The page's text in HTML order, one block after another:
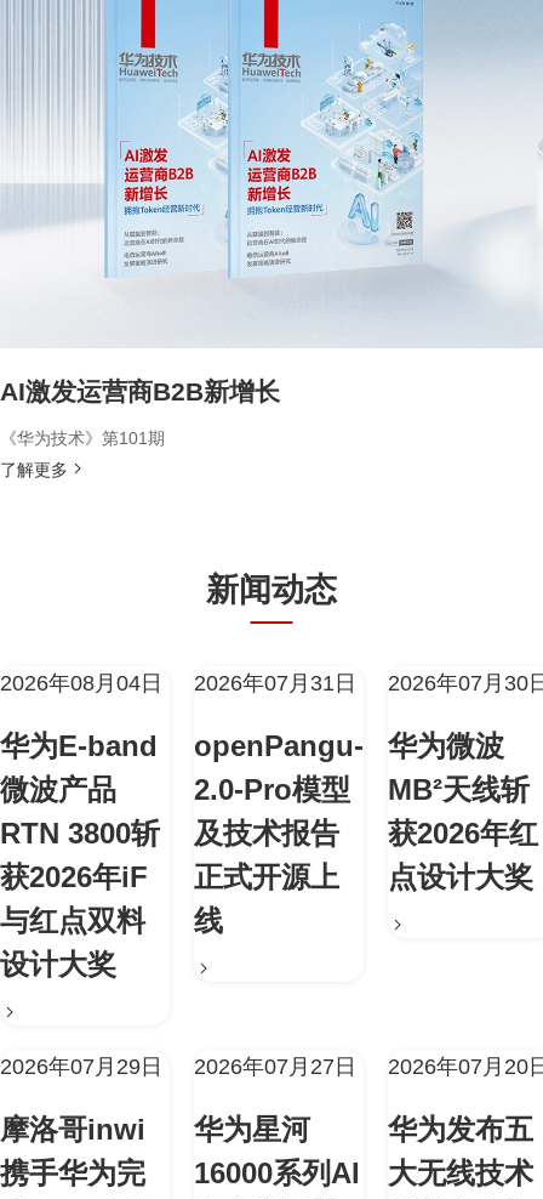
AI激发运营商B2B新增长
《华为技术》第101期
了解更多
新闻动态
2026年08月04日
华为E-band
微波产品
RTN 3800斩
获2026年iF
与红点双料
设计大奖
2026年07月31日
openPangu-
2.0-Pro模型
及技术报告
正式开源上
线
2026年07月30
华为微波
MB²天线斩
获2026年红
点设计大奖
2026年07月29日
摩洛哥inwi
携手华为完
2026年07月27日
华为星河
16000系列AI
2026年07月20
华为发布五
大无线技术